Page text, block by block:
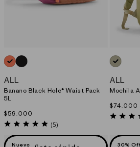
NARANJO_(PCHS)
NEGRO_(BOB)
ALL
Banano Black Hole® Waist Pack
5L
Precio
habitual
$59.000
5.0
star
(5)
ALL
Mochila
Precio
habitual
$74.000
Nuevo 30%